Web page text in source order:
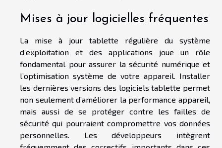
Mises à jour logicielles fréquentes
La mise à jour tablette régulière du système
d’exploitation et des applications joue un rôle
fondamental pour assurer la sécurité numérique et
l’optimisation système de votre appareil. Installer
les dernières versions des logiciels tablette permet
non seulement d’améliorer la performance appareil,
mais aussi de se protéger contre les failles de
sécurité qui pourraient compromettre vos données
personnelles. Les développeurs intègrent